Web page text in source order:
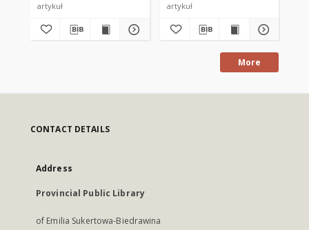
artykuł artykuł
More
CONTACT DETAILS
Address
Provincial Public Library
of Emilia Sukertowa-Biedrawina